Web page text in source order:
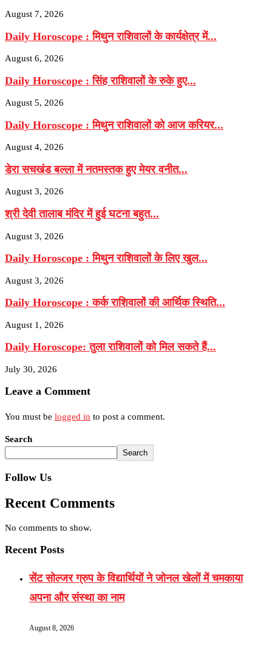
August 7, 2026
Daily Horoscope : मिथुन राशिवालों के कार्यक्षेत्र में...
August 6, 2026
Daily Horoscope : सिंह राशिवालों के रुके हुए...
August 5, 2026
Daily Horoscope : मिथुन राशिवालों को आज करियर...
August 4, 2026
डेरा सचखंड बल्ला में नतमस्तक हुए मेयर वनीत...
August 3, 2026
श्री देवी तालाब मंदिर में हुई घटना बहुत...
August 3, 2026
Daily Horoscope : मिथुन राशिवालों के लिए खुल...
August 3, 2026
Daily Horoscope : कर्क राशिवालों की आर्थिक स्थिति...
August 1, 2026
Daily Horoscope: तुला राशिवालों को मिल सकते हैं...
July 30, 2026
Leave a Comment
You must be logged in to post a comment.
Search
Search
Follow Us
Recent Comments
No comments to show.
Recent Posts
सेंट सोल्जर ग्रुप के विद्यार्थियों ने जोनल खेलों में चमकाया
अपना और संस्था का नाम
August 8, 2026